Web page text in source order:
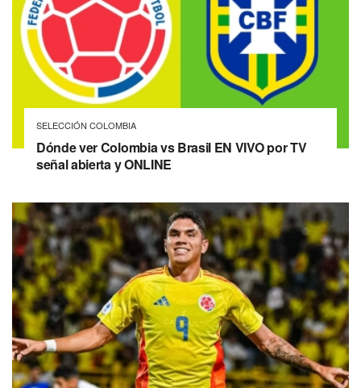
SELECCIÓN COLOMBIA
Dónde ver Colombia vs Brasil EN VIVO por TV
señal abierta y ONLINE